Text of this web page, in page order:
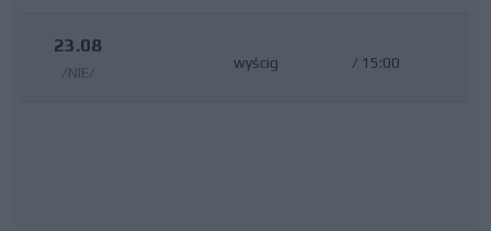
23.08
/NIE/
wyścig / 15:00